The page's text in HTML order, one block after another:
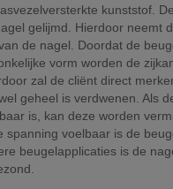
kunststof.
gelijmd. Hierdoor neemt
de nagel. Doordat de
vorm worden de
zal de cliënt direct
geheel is verdwenen. Als
is, kan deze worden
spanning voelbaar is de
beugelapplicaties is de